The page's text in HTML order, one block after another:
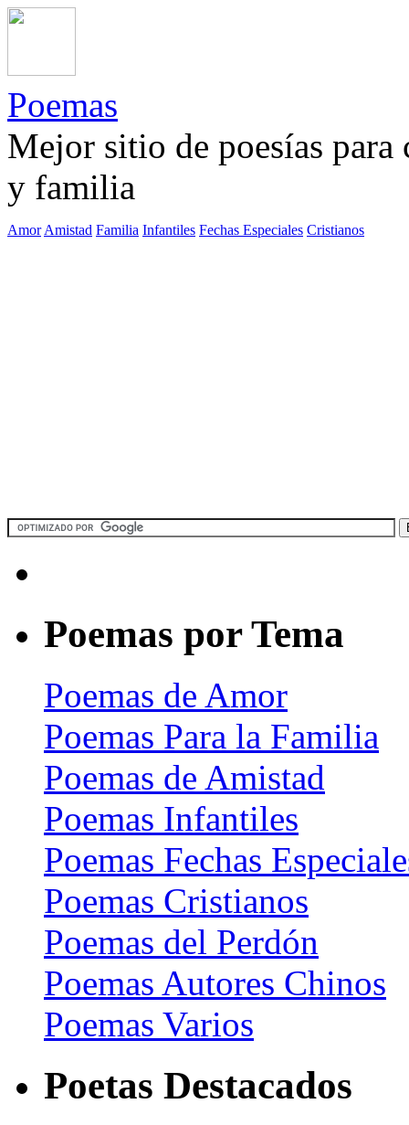
Poemas
Mejor sitio de poesías
y familia
Amor Amistad Familia Infantiles Fechas Especiales Cristianos
Poemas por Tema
Poemas de Amor
Poemas Para la Familia
Poemas de Amistad
Poemas Infantiles
Poemas Fechas
Poemas Cristianos
Poemas del Perdón
Poemas Autores Chinos
Poemas Varios
Poetas Destacados